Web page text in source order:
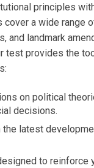
principles
a wide range
and landmark
test provides the
on political
decisions.
latest
to reinforce